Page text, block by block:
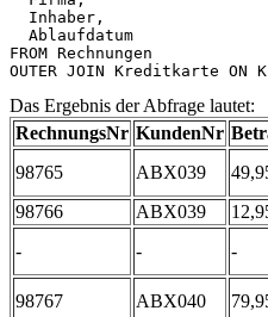
Inhaber ,
Ablaufdatum
FROM Rechnungen
OUTER JOIN Kreditkarte ON
Das Ergebnis der Abfrage lautet:
RechnungsNr KundenNr
98765
ABX039
98766
ABX039
-
- -
98767
ABX040